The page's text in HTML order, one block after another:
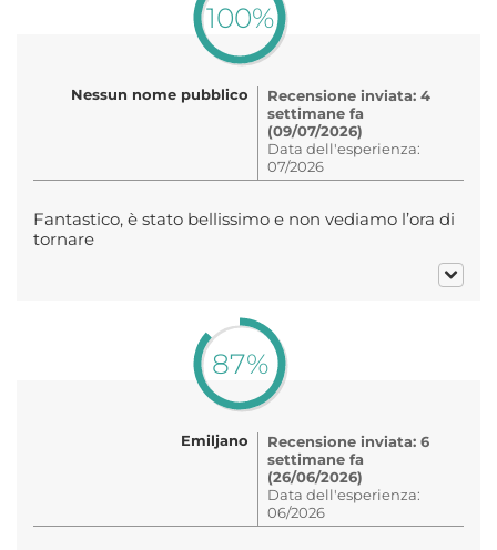
100%
Nessun nome pubblico
Recensione inviata: 4
settimane fa
(09/07/2026)
Data dell'esperienza:
07/2026
Fantastico, è stato bellissimo e non vediamo l’ora di
tornare
87%
Emiljano
Recensione inviata: 6
settimane fa
(26/06/2026)
Data dell'esperienza:
06/2026